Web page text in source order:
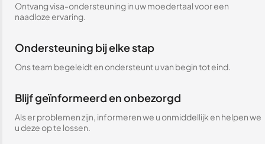
Ontvang visa-ondersteuning in uw moedertaal voor een
naadloze ervaring.
Ondersteuning bij elke stap
Ons team begeleidt en ondersteunt u van begin tot eind.
Blijf geïnformeerd en onbezorgd
Als er problemen zijn, informeren we u onmiddellijk en helpen we
u deze op te lossen.